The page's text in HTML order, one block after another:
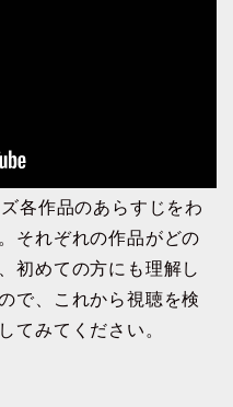
各作品のあらすじをわ
それぞれの作品がどの
初めての方にも理解し
で、これから視聴を検
てみてください。